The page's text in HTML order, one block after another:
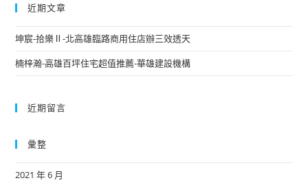
近期文章
坤宸-拾樂Ⅱ-北高雄臨路商用住店辦三效透天
楠梓瀚-高雄百坪住宅超值推薦-華雄建設機構
近期留言
彙整
2021 年 6 月